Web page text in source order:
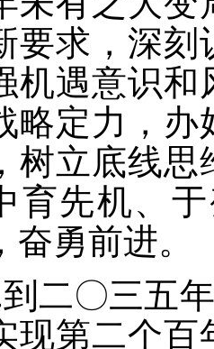
要求，深刻
机遇意识和
略定力，办
树立底线思
育先机、
奋勇前进。
二〇三五
现第二个百